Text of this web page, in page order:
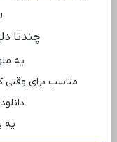
چندتا
یه
مناسب برای وقتی
یه